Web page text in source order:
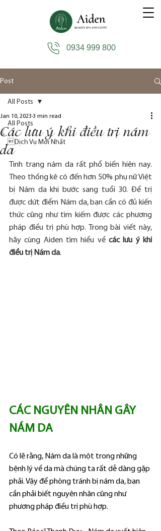
0934 999 800
Post
All Posts
Dịch Vụ Mới Nhất
All Posts
Các lưu ý khi điều trị nám
da
Jan 10, 2023 3 min read
Tình trạng nám da rất phổ biến hiện nay.
Theo thống kê có đến hơn 50% phụ nữ Việt
bị Nám da khi bước sang tuổi 30. Để trị
được dứt điểm Nám da, bạn cần có đủ kiến
thức cũng như tìm kiếm được các phương
pháp điều trị phù hợp. Trong bài viết này,
hãy cùng Aiden tìm hiểu về các lưu ý khi
điều trị Nám da.
CÁC NGUYÊN NHÂN GÂY
NÁM DA
Có lẽ rằng, Nám da là một trong những
bệnh lý về da mà chúng ta rất dễ dàng gặp
phải. Vậy để phòng tránh bị nám da, bạn
cần phải biết nguyên nhân cũng như
phương pháp điều trị phù hợp.